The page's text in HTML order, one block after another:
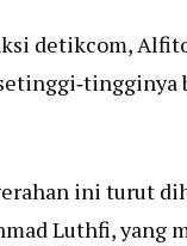
detikcom,
ini turut
Luthfi, yang